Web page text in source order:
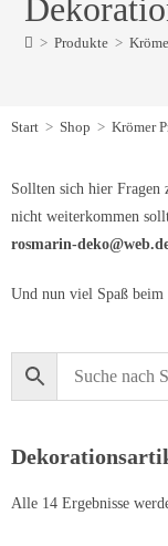
> Produkte >
Start > Shop > Krömer
Sollten sich hier Fragen
nicht weiterkommen
rosmarin-
Und nun viel Spaß beim
Alle 14 Ergebnisse